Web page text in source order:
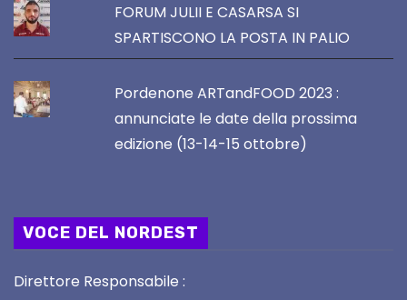
FORUM JULII E CASARSA SI
SPARTISCONO LA POSTA IN PALIO
Pordenone ARTandFOOD 2023 :
annunciate le date della prossima
edizione (13-14-15 ottobre)
VOCE DEL NORDEST
Direttore Responsabile :